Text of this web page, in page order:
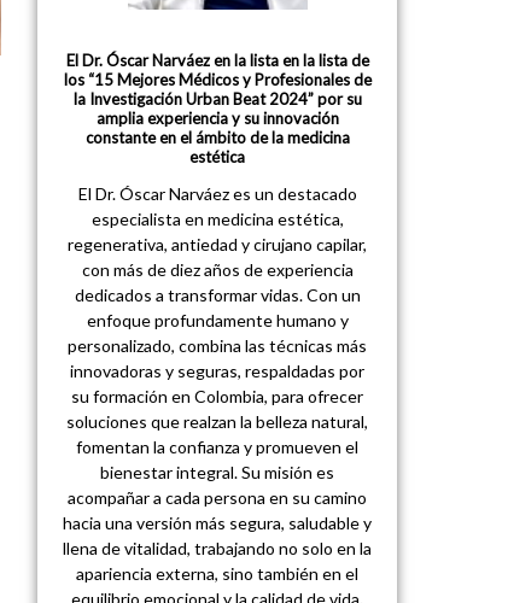
El Dr. Óscar Narváez en la lista en la lista de
los “15 Mejores Médicos y Profesionales de
la Investigación Urban Beat 2024” por su
amplia experiencia y su innovación
constante en el ámbito de la medicina
estética
El Dr. Óscar Narváez es un destacado
especialista en medicina estética,
regenerativa, antiedad y cirujano capilar,
con más de diez años de experiencia
dedicados a transformar vidas. Con un
enfoque profundamente humano y
personalizado, combina las técnicas más
innovadoras y seguras, respaldadas por
su formación en Colombia, para ofrecer
soluciones que realzan la belleza natural,
fomentan la confianza y promueven el
bienestar integral. Su misión es
acompañar a cada persona en su camino
hacia una versión más segura, saludable y
llena de vitalidad, trabajando no solo en la
apariencia externa, sino también en el
equilibrio emocional y la calidad de vida.